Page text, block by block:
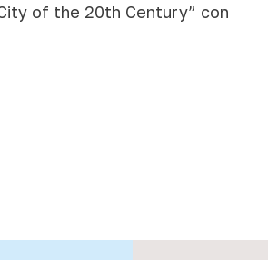
of the 20th Century” con